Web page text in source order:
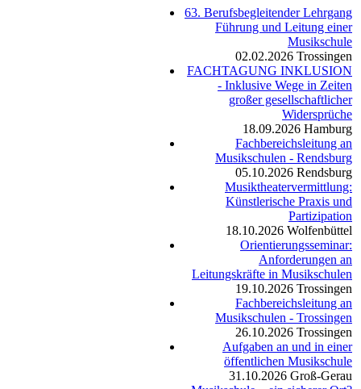
63. Berufsbegleitender Lehrgang
Führung und Leitung einer
Musikschule
02.02.2026 Trossingen
FACHTAGUNG INKLUSION
- Inklusive Wege in Zeiten
großer gesellschaftlicher
Widersprüche
18.09.2026 Hamburg
Fachbereichsleitung an
Musikschulen - Rendsburg
05.10.2026 Rendsburg
Musiktheatervermittlung:
Künstlerische Praxis und
Partizipation
18.10.2026 Wolfenbüttel
Orientierungsseminar:
Anforderungen an
Leitungskräfte in Musikschulen
19.10.2026 Trossingen
Fachbereichsleitung an
Musikschulen - Trossingen
26.10.2026 Trossingen
Aufgaben an und in einer
öffentlichen Musikschule
31.10.2026 Groß-Gerau